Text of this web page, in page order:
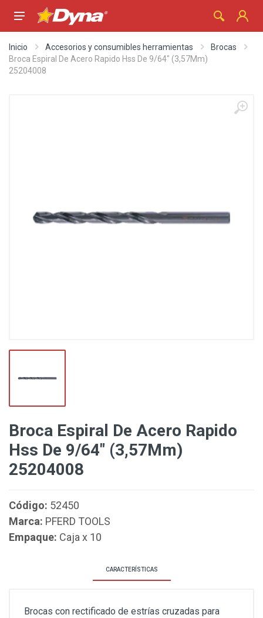
Inicio Accesorios y consumibles herramientas
Brocas
Broca Espiral De Acero Rapido Hss De 9/64" (3,57Mm)
25204008
Broca Espiral De Acero Rapido
Hss De 9/64" (3,57Mm)
25204008
Código: 52450
Marca: PFERD TOOLS
Empaque: Caja x 10
CARACTERÍSTICAS
Brocas con rectificado de estrías cruzadas para